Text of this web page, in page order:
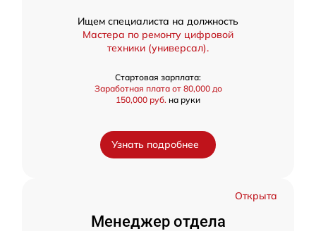
Ищем специалиста на должность
Мастера по ремонту цифровой
техники (универсал).
Стартовая зарплата:
Заработная плата от 80,000 до
150,000 руб. на руки
Узнать подробнее
Открыта
Менеджер отдела